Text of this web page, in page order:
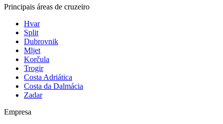
Principais áreas de cruzeiro
Hvar
Split
Dubrovnik
Mljet
Korčula
Trogir
Costa Adriática
Costa da Dalmácia
Zadar
Empresa